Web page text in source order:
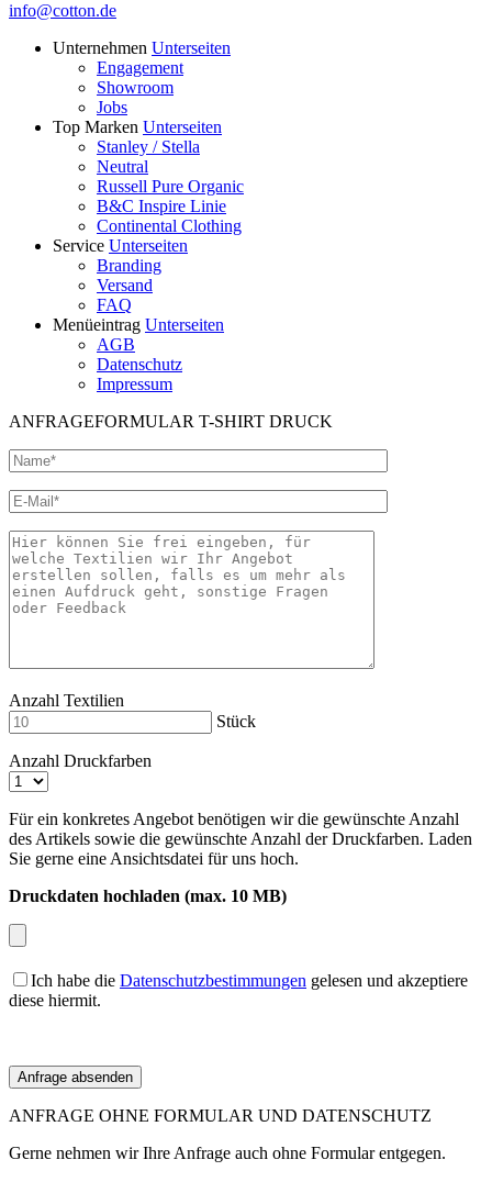
info@cotton.de
Unternehmen Unterseiten
Engagement
Showroom
Jobs
Top Marken Unterseiten
Stanley / Stella
Neutral
Russell Pure Organic
B&C Inspire Linie
Continental Clothing
Service Unterseiten
Branding
Versand
FAQ
Menüeintrag Unterseiten
AGB
Datenschutz
Impressum
ANFRAGEFORMULAR T-SHIRT DRUCK
Anzahl Textilien
Stück
Anzahl Druckfarben
Für ein konkretes Angebot benötigen wir die gewünschte Anzahl
des Artikels sowie die gewünschte Anzahl der Druckfarben. Laden
Sie gerne eine Ansichtsdatei für uns hoch.
Druckdaten hochladen (max. 10 MB)
Ich habe die Datenschutzbestimmungen gelesen und akzeptiere
diese hiermit.
ANFRAGE OHNE FORMULAR UND DATENSCHUTZ
Gerne nehmen wir Ihre Anfrage auch ohne Formular entgegen.